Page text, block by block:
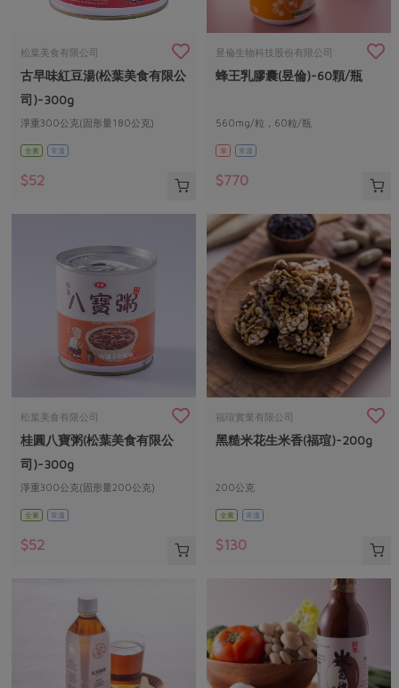
日用品
素食專區
節慶大餐
高麗菜海鮮煎餅
傳到心坎裡，誠心又澎派
綠主張月刊
典藏閱覽室
媒體報導
下載專區
地區活動
松葉美食有限公司
古早味紅豆湯(松葉美食有限公
司)-300g
淨重300公克(固形量180公克)
全素 常溫
$52
昱倫生物科技股份有限公司
蜂王乳膠囊(昱倫)-60顆/瓶
560mg/粒，60粒/瓶
葷 常溫
$770
松葉美食有限公司
桂圓八寶粥(松葉美食有限公
司)-300g
淨重300公克(固形量200公克)
全素 常溫
$52
福瑄實業有限公司
黑糙米花生米香(福瑄)-200g
200公克
全素 常溫
$130